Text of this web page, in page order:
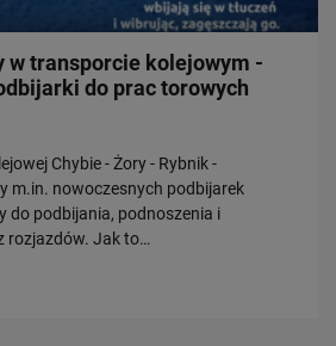
w transporcie kolejowym -
do prac torowych
Chybie - Żory - Rybnik -
m.in. nowoczesnych podbijarek
do podbijania, podnoszenia i
rozjazdów. Jak to…